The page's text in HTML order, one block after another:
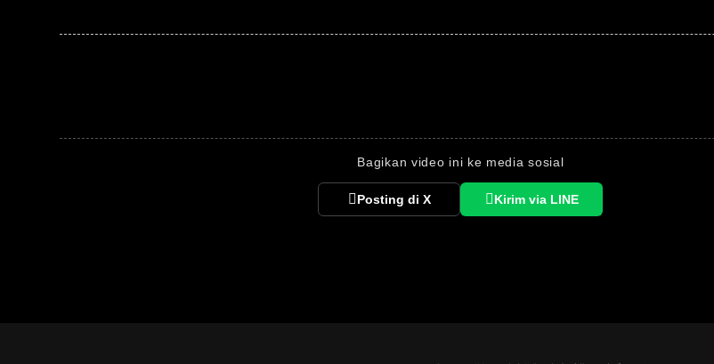
Bagikan video ini ke media sosial
Posting di X Kirim via LINE